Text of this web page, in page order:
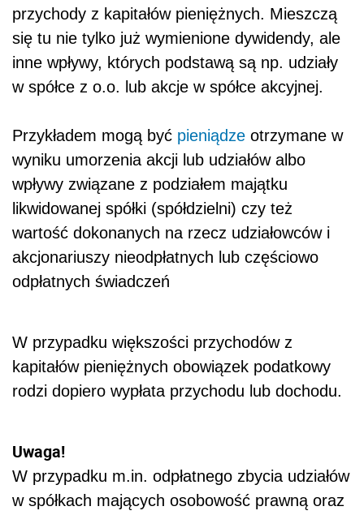
przychody z kapitałów pieniężnych. Mieszczą
się tu nie tylko już wymienione dywidendy, ale
inne wpływy, których podstawą są np. udziały
w spółce z o.o. lub akcje w spółce akcyjnej.
Przykładem mogą być pieniądze otrzymane w
wyniku umorzenia akcji lub udziałów albo
wpływy związane z podziałem majątku
likwidowanej spółki (spółdzielni) czy też
wartość dokonanych na rzecz udziałowców i
akcjonariuszy nieodpłatnych lub częściowo
odpłatnych świadczeń
W przypadku większości przychodów z
kapitałów pieniężnych obowiązek podatkowy
rodzi dopiero wypłata przychodu lub dochodu.
Uwaga!
W przypadku m.in. odpłatnego zbycia udziałów
w spółkach mających osobowość prawną oraz